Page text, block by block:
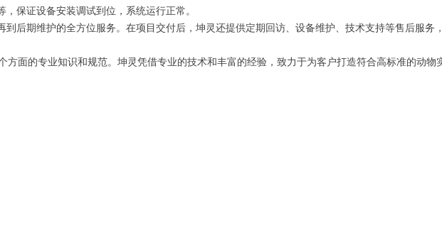
保证设备安装调试到位，系统运行正常。
到后期维护的全方位服务。在项目交付后，坤灵还提供定期回访、设备维护、技术支持等售后服务
方面的专业知识和规范。坤灵凭借专业的技术和丰富的经验，致力于为客户打造符合高标准的动物